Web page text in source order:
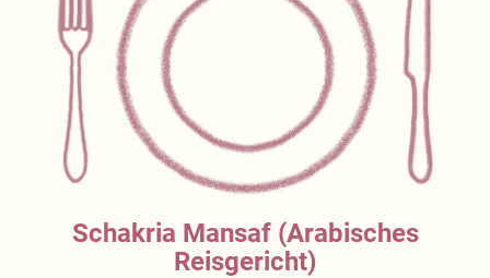
Schakria Mansaf (Arabisches
Reisgericht)